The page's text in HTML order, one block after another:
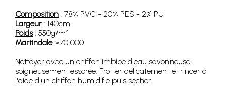
Composition : 78% PVC - 20% PES - 2% PU
Largeur: 140cm
Poids: 550g/m²
Martindale>70 000
Nettoyer avec un chiffon imbibé d'eau savonneuse
soigneusement essorée. Frotter délicatement et rincer à
l'aide d'un chiffon humidifié puis sécher.